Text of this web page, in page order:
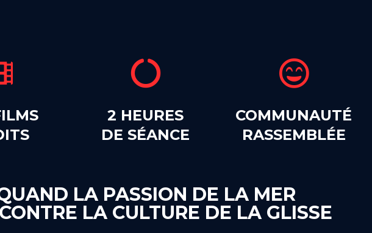
2 HEURES
DE SÉANCE
COMMUNAUTÉ
RASSEMBLÉE
LA PASSION DE LA MER
LA CULTURE DE LA GLISSE